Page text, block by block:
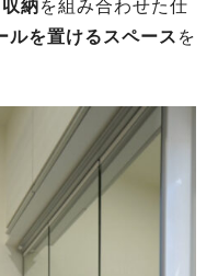
納を組み合わせた仕
ルを置けるスペース を